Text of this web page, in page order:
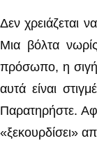
Δεν χρειάζεται
Μια βόλτα
πρόσωπο, η σιγή
αυτά είναι
Παρατηρήστε.
«ξεκουρδίσει»